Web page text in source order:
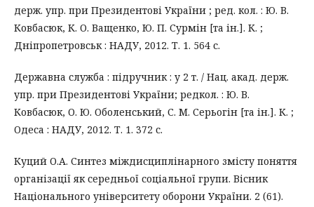
держ. упр. при Президентові України ; ред. кол. : Ю. В.
Ковбасюк, К. О. Ващенко, Ю. П. Сурмін [та ін.]. К. ;
Дніпропетровськ : НАДУ, 2012. Т. 1. 564 с.
Державна служба : підручник : у 2 т. / Нац. акад. держ.
упр. при Президентові України; редкол. : Ю. В.
Ковбасюк, О. Ю. Оболенський, С. М. Серьогін [та ін.]. К. ;
Одеса : НАДУ, 2012. Т. 1. 372 с.
Куций О.А. Синтез міждисциплінарного змісту поняття
організації як середньої соціальної групи. Вісник
Національного університету оборони України. 2 (61).